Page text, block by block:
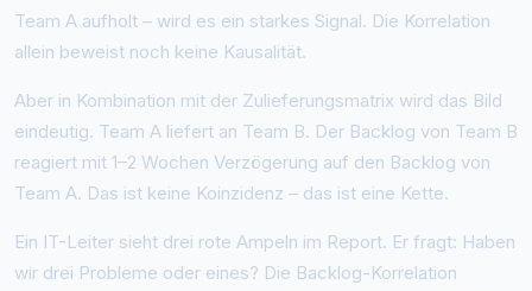
Team A aufholt – wird es ein starkes Signal. Die Korrelation
allein beweist noch keine Kausalität.
Aber in Kombination mit der Zulieferungsmatrix wird das Bild
eindeutig. Team A liefert an Team B. Der Backlog von Team B
reagiert mit 1–2 Wochen Verzögerung auf den Backlog von
Team A. Das ist keine Koinzidenz – das ist eine Kette.
Ein IT-Leiter sieht drei rote Ampeln im Report. Er fragt: Haben
wir drei Probleme oder eines? Die Backlog-Korrelation